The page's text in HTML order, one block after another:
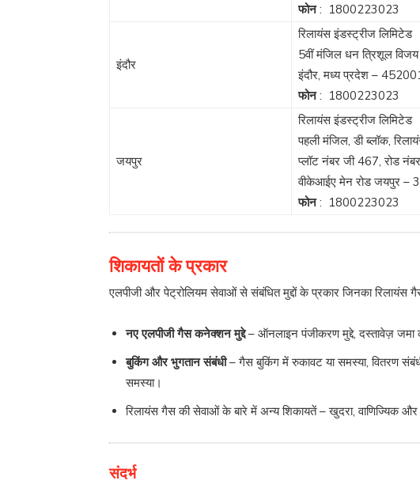
फोन: 1800223023
इंदौर
रिलायंस इंडस्ट्रीज लिमिटेड
5वीं मंजिल धन त्रिशूल
इंदौर, मध्य प्रदेश –
फोन: 1800223023
जयपुर
रिलायंस इंडस्ट्रीज लिमिटेड
पहली मंजिल, डी ब्लॉक,
प्लॉट नंबर जी 467, रोड
वीकेआईए मेन रोड जयपुर –
फोन: 1800223023
शिकायतों के प्रकार
एलपीजी और पेट्रोलियम सेवाओं से संबंधित मुद्दों के प्रकार जिनका रिलायंस गैस
नए एलपीजी गैस कनेक्शन मुद्दे– ऑनलाइन पंजीकरण मुद्दे, दस्तावेज़ जमा
बुकिंग और भुगतान संबंधी– गैस बुकिंग में रुकावट या समस्या, वितरण
समस्या।
रिलायंस गैस की सेवाओं के बारे में अन्य शिकायतें – खुदरा, वाणिज्यिक और
संदर्भ